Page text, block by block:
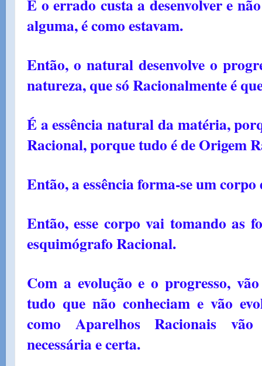
E o errado custa a desenvolver e
alguma, é como estavam.
Então, o natural desenvolve o
natureza, que só Racionalmente é
É a essência natural da matéria,
Racional, porque tudo é de Origem
Então, a essência forma-se um corpo
Então, esse corpo vai tomando as
esquimógrafo Racional.
Com a evolução e o progresso,
tudo que não conheciam e vão
como Aparelhos Racionais
necessária e certa.